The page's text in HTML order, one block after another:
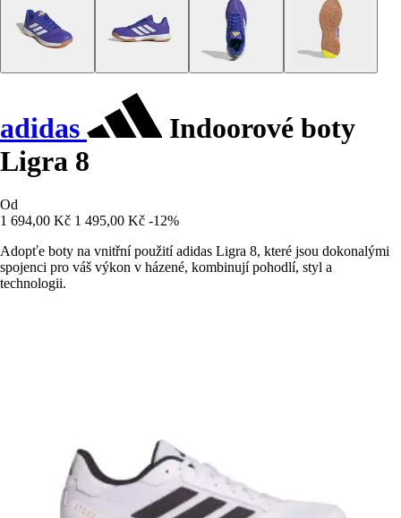
adidas
Indoorové boty
Ligra 8
Od
1 694,00 Kč 1 495,00 Kč -12%
Adopťe boty na vnitřní použití adidas Ligra 8, které jsou dokonalými
spojenci pro váš výkon v házené, kombinují pohodlí, styl a
technologii.